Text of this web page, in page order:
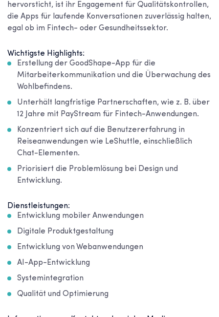
hervorsticht, ist ihr Engagement für Qualitätskontrollen,
die Apps für laufende Konversationen zuverlässig halten,
egal ob im Fintech- oder Gesundheitssektor.
Wichtigste Highlights:
Erstellung der GoodShape-App für die
Mitarbeiterkommunikation und die Überwachung des
Wohlbefindens.
Unterhält langfristige Partnerschaften, wie z. B. über
12 Jahre mit PayStream für Fintech-Anwendungen.
Konzentriert sich auf die Benutzererfahrung in
Reiseanwendungen wie LeShuttle, einschließlich
Chat-Elementen.
Priorisiert die Problemlösung bei Design und
Entwicklung.
Dienstleistungen:
Entwicklung mobiler Anwendungen
Digitale Produktgestaltung
Entwicklung von Webanwendungen
AI-App-Entwicklung
Systemintegration
Qualität und Optimierung